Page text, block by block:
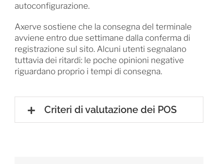
autoconfigurazione.
Axerve sostiene che la consegna del terminale
avviene entro due settimane dalla conferma di
registrazione sul sito. Alcuni utenti segnalano
tuttavia dei ritardi: le poche opinioni negative
riguardano proprio i tempi di consegna.
Criteri di valutazione dei POS